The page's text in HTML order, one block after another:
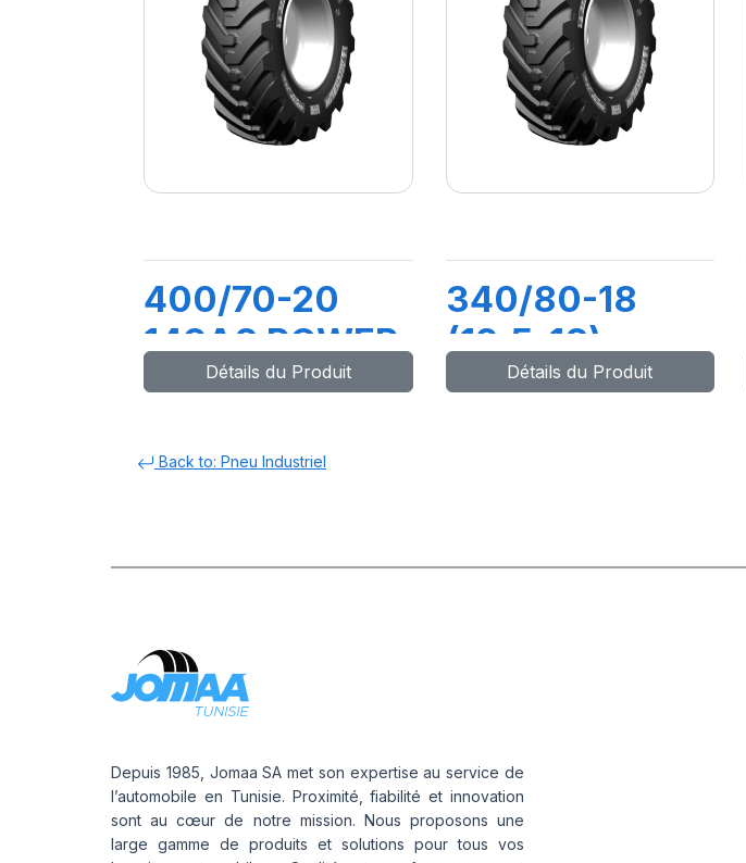
400/70-20
149A8 POWER
CL
Détails du Produit
340/80-18
(12,5-18)
143A8 TL IND
Détails du Produit
Back to: Pneu Industriel
Depuis 1985, Jomaa SA met son expertise au service de
l’automobile en Tunisie. Proximité, fiabilité et innovation
sont au cœur de notre mission. Nous proposons une
large gamme de produits et solutions pour tous vos